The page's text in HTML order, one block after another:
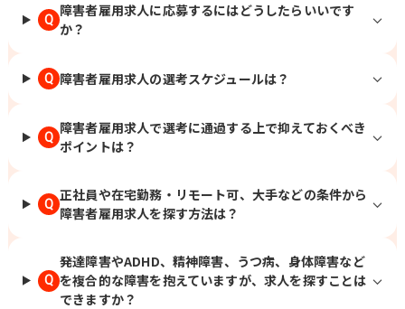
Q
障害者雇用求人に応募するにはどうしたらいいです
か？
Q 障害者雇用求人の選考スケジュールは？
Q
障害者雇用求人で選考に通過する上で抑えておくべき
ポイントは？
Q
正社員や在宅勤務・リモート可、大手などの条件から
障害者雇用求人を探す方法は？
Q
発達障害やADHD、精神障害、うつ病、身体障害など
を複合的な障害を抱えていますが、求人を探すことは
できますか？